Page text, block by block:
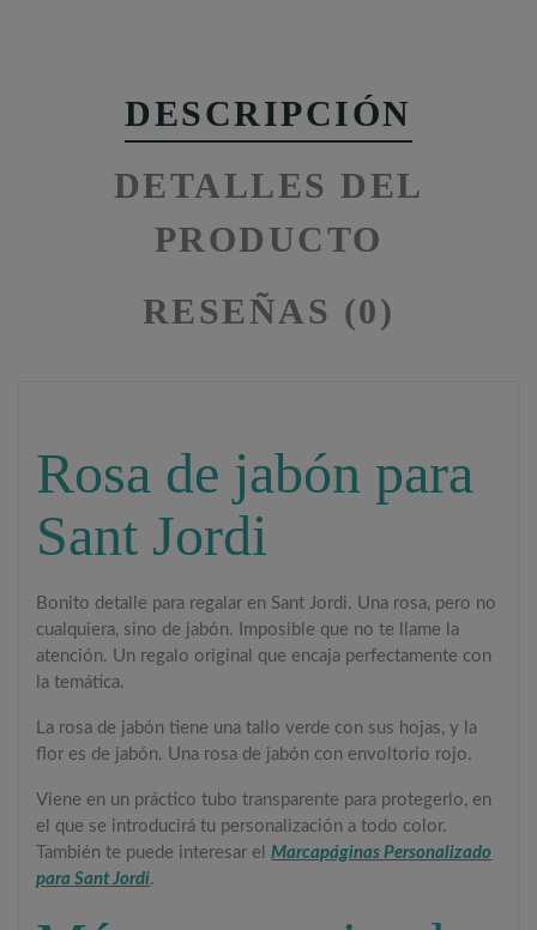
DESCRIPCIÓN
DETALLES DEL
PRODUCTO
RESEÑAS (0)
Rosa de jabón para
Sant Jordi
Bonito detalle para regalar en Sant Jordi. Una rosa, pero no
cualquiera, sino de jabón. Imposible que no te llame la
atención. Un regalo original que encaja perfectamente con
la temática.
La rosa de jabón tiene una tallo verde con sus hojas, y la
flor es de jabón. Una rosa de jabón con envoltorio rojo.
Viene en un práctico tubo transparente para protegerlo, en
el que se introducirá tu personalización a todo color.
También te puede interesar elMarcapáginas Personalizado
para Sant Jordi.